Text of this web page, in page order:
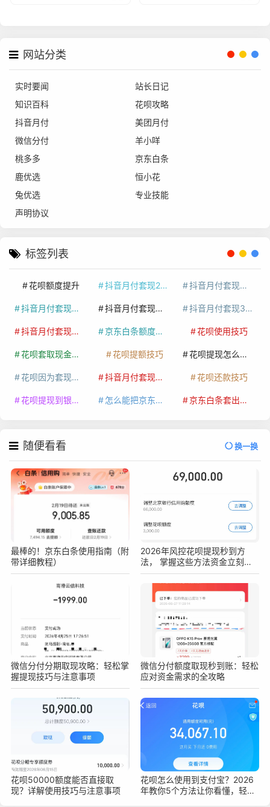
网站分类
实时要闻
站长日记
知识百科
花呗攻略
抖音月付
美团月付
微信分付
羊小咩
桃多多
京东白条
鹿优选
恒小花
兔优选
专业技能
声明协议
标签列表
花呗额度提升 抖音月付套现24小时接单 抖音月付套现怎么套
抖音月付套现多少手续费 抖音月付套现商家有哪些 抖音月付套现30秒技巧
抖音月付套现最新方法 京东白条额度提升 花呗使用技巧
花呗套取现金最佳方法 花呗提额技巧 花呗提现怎么操作
花呗因为套现被限额了这种情况要多久才会好 抖音月付套现秒回100起 花呗还款技巧
花呗提现到银行卡 怎么能把京东白条额度钱套出来 京东白条套出来手续费多少
随便看看 换一换
最棒的！京东白条使用指南（附
带详细教程）
2026年风控花呗提现秒到方
法， 掌握这些方法资金立刻到
手
微信分付分期取现攻略：轻松掌
握提现技巧与注意事项
微信分付额度取现秒到账：轻松
应对资金需求的全攻略
花呗50000额度能否直接取
现？详解使用技巧与注意事项
花呗怎么使用到支付宝？2026
年教你5个方法让你看懂，轻松